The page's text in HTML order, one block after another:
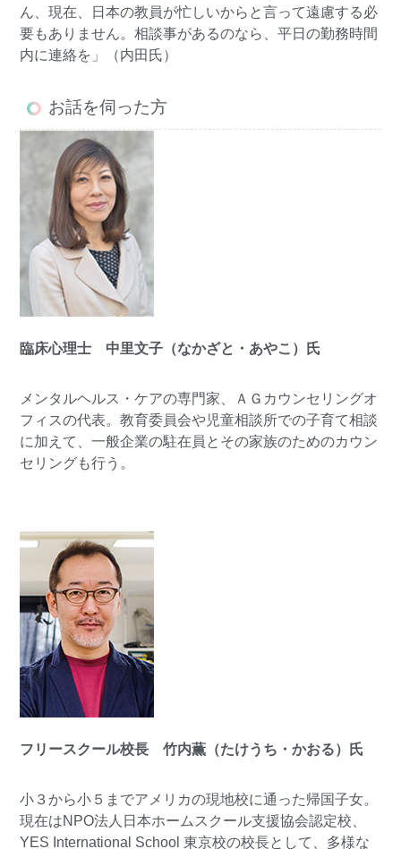
ん、現在、日本の教員が忙しいからと言って遠慮する必
要もありません。相談事があるのなら、平日の勤務時間
内に連絡を」（内田氏）
お話を伺った方
臨床心理士 中里文子（なかざと・あやこ）氏
メンタルヘルス・ケアの専門家、ＡＧカウンセリングオ
フィスの代表。教育委員会や児童相談所での子育て相談
に加えて、一般企業の駐在員とその家族のためのカウン
セリングも行う。
フリースクール校長 竹内薫（たけうち・かおる）氏
小３から小５までアメリカの現地校に通った帰国子女。
現在はNPO法人日本ホームスクール支援協会認定校、
YES International School 東京校の校長として、多様な